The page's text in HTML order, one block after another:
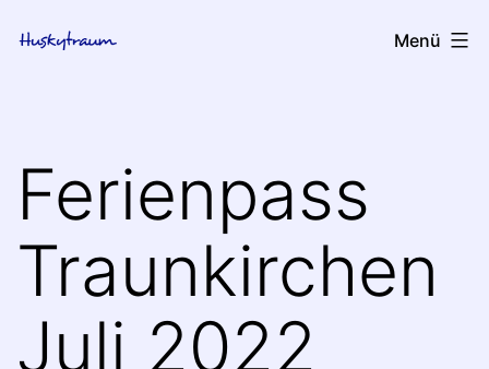
Inhalt
huskytraum Menü
Ferienpass
Traunkirchen
Juli 2022